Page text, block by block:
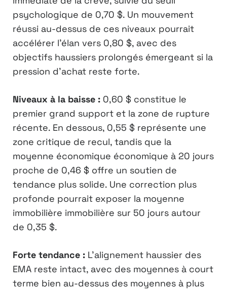
psychologique de 0,70 $. Un mouvement
réussi au-dessus de ces niveaux pourrait
accélérer l’élan vers 0,80 $, avec des
objectifs haussiers prolongés émergeant si la
pression d’achat reste forte.
Niveaux à la baisse : 0,60 $ constitue le
premier grand support et la zone de rupture
récente. En dessous, 0,55 $ représente une
zone critique de recul, tandis que la
moyenne économique économique à 20 jours
proche de 0,46 $ offre un soutien de
tendance plus solide. Une correction plus
profonde pourrait exposer la moyenne
immobilière immobilière sur 50 jours autour
de 0,35 $.
Forte tendance : L’alignement haussier des
EMA reste intact, avec des moyennes à court
terme bien au-dessus des moyennes à plus